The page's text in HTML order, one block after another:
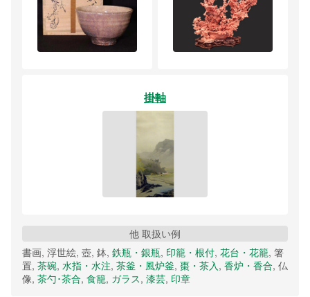
掛軸
他 取扱い例
書画, 浮世絵, 壺, 鉢, 鉄瓶・銀瓶, 印籠・根付, 花台・花籠, 箸
置, 茶碗, 水指・水注, 茶釜・風炉釜, 棗・茶入, 香炉・香合, 仏
像, 茶勺･茶合, 食籠, ガラス, 漆芸, 印章